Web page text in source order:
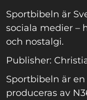
Sportbibeln är
sociala medier –
och nostalgi.
Publisher:
Sportbibeln är
produceras av